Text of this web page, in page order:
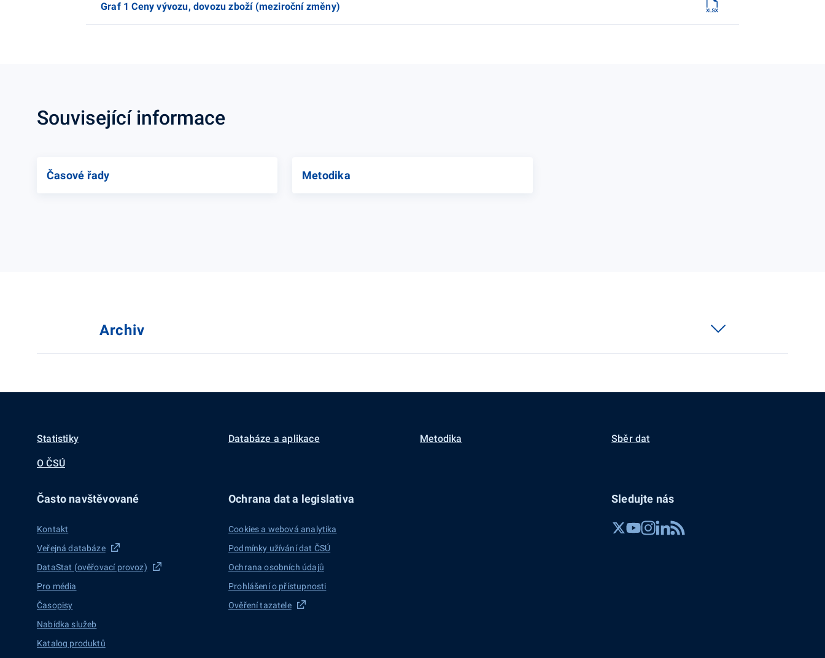
Graf 1 Ceny vývozu, dovozu zboží (meziroční změny)
Související informace
Časové řady Metodika
Archiv
Statistiky Databáze a aplikace Metodika Sběr dat
O ČSÚ
Často navštěvované
Kontakt
Veřejná databáze
DataStat (ověřovací provoz)
Pro média
Časopisy
Nabídka služeb
Katalog produktů
Ochrana dat a legislativa
Cookies a webová analytika
Podmínky užívání dat ČSÚ
Ochrana osobních údajů
Prohlášení o přístupnosti
Ověření tazatele
Sledujte nás